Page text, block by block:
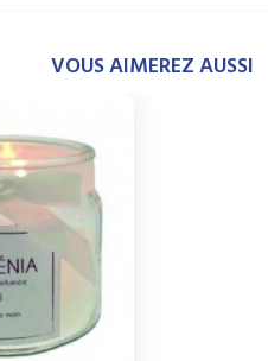
VOUS AIMEREZ AUSSI